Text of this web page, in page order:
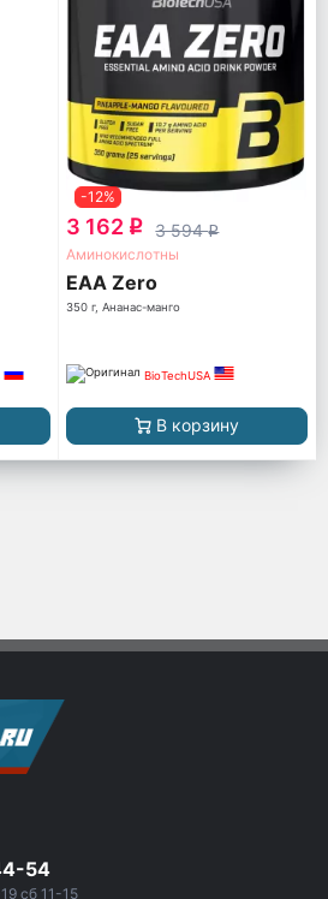
-12%
3 162 q 3 594q
Аминокислотны
EAA Zero
350 г, Ананас-манго
BioTechUSA
В корзину
54
сб 11-15